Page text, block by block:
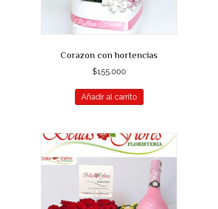
Corazon con hortencias
$155.000
Añadir al carrito